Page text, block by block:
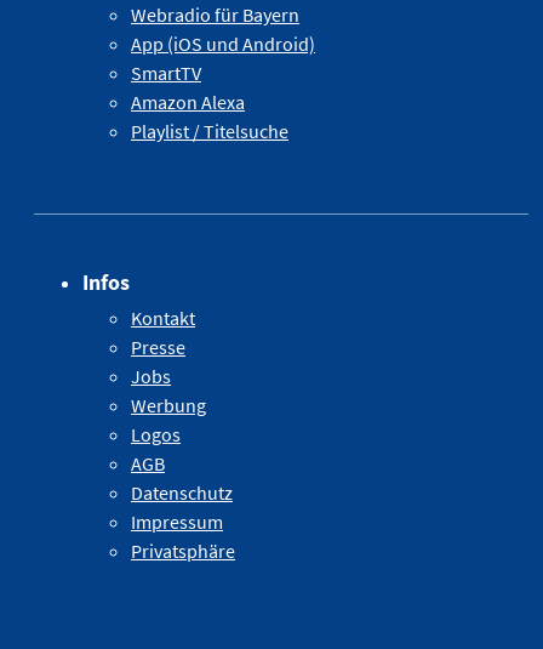
Webradio für Bayern
App (iOS und Android)
SmartTV
Amazon Alexa
Playlist / Titelsuche
Infos
Kontakt
Presse
Jobs
Werbung
Logos
AGB
Datenschutz
Impressum
Privatsphäre